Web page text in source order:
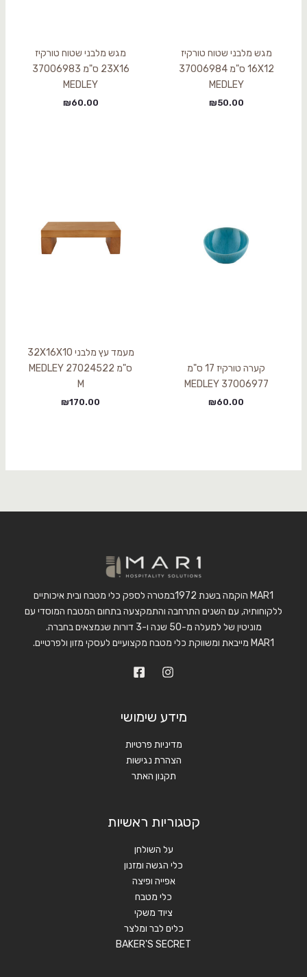
מגש מלבני שטוח טורקיז
16X12 ס"מ 37006984
MEDLEY
₪50.00
מגש מלבני שטוח טורקיז
23X16 ס"מ 37006983
MEDLEY
₪60.00
קערה טורקיז 17 ס"מ
37006977 MEDLEY
₪60.00
מעמד עץ מלבני 32X16X10
ס"מ 27024522 MEDLEY
M
₪170.00
MAR1 הוקמה בשנת 1972במטרה לספק כלי מטבח ובית איכותיים
ללקוחותיה, עם השנים התרחבה והתמקצעה בתחום המטבח המוסדי עם
מוניטין של למעלה מ-50 שנה ו-3 דורות שנמצאים בחברה.
MAR1 מייבאת ומשווקת כלי מטבח מקצועיים לעסקי מזון ולפרטיים.
מידע שימושי
מדיניות פרטיות
הצהרת נגישות
תקנון האתר
קטגוריות ראשיות
על השולחן
כלי הגשה ומזנון
אפייה ופיצה
כלי מטבח
ציוד משקי
כלים לבר ומלצר
BAKER'S SECRET